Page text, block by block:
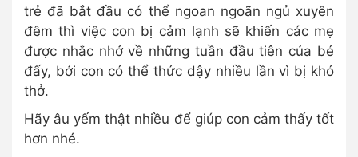
trẻ đã bắt đầu có thể ngoan ngoãn ngủ xuyên
đêm thì việc con bị cảm lạnh sẽ khiến các mẹ
được nhắc nhở về những tuần đầu tiên của bé
đấy, bởi con có thể thức dậy nhiều lần vì bị khó
thở.
Hãy âu yếm thật nhiều để giúp con cảm thấy tốt
hơn nhé.